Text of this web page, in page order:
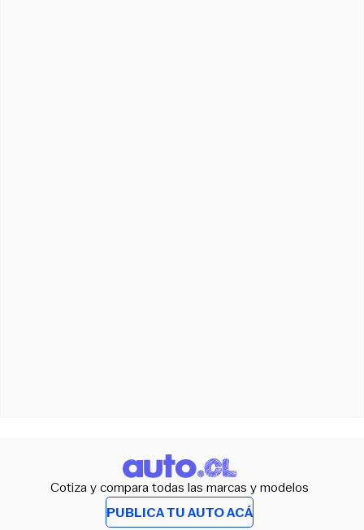
Cotiza y compara todas las marcas y modelos
PUBLICA TU AUTO ACÁ